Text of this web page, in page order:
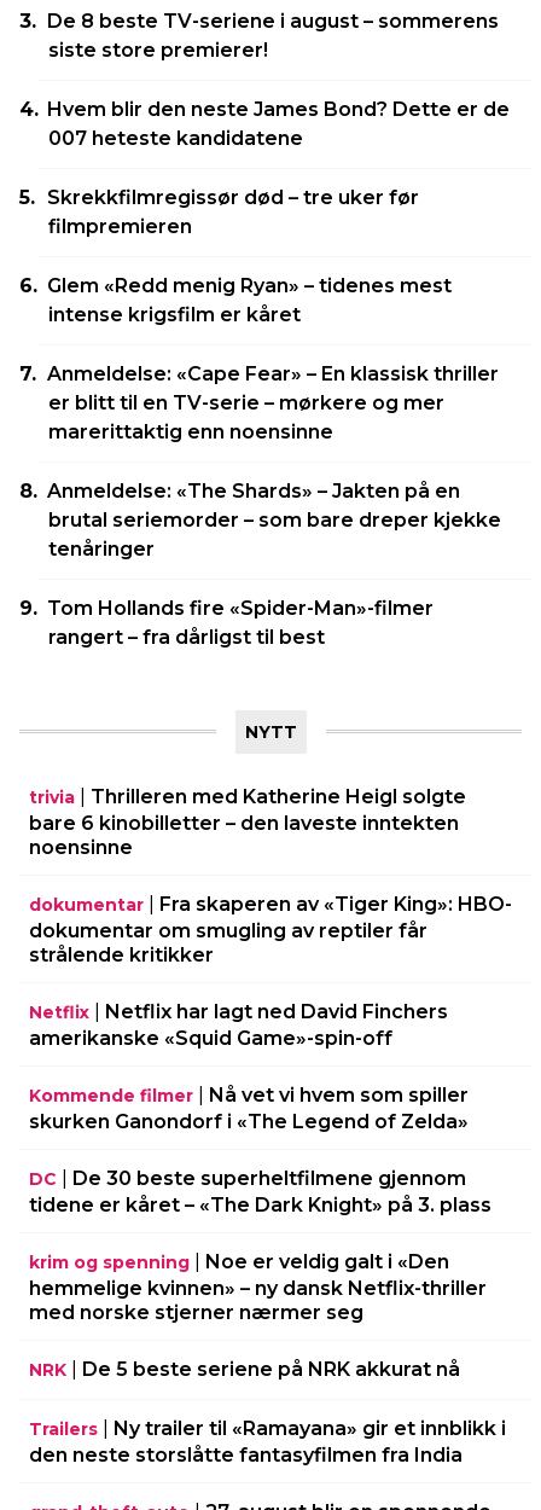
De 8 beste TV-seriene i august – sommerens
siste store premierer!
Hvem blir den neste James Bond? Dette er de
007 heteste kandidatene
Skrekkfilmregissør død – tre uker før
filmpremieren
Glem «Redd menig Ryan» – tidenes mest
intense krigsfilm er kåret
Anmeldelse: «Cape Fear» – En klassisk thriller
er blitt til en TV-serie – mørkere og mer
marerittaktig enn noensinne
Anmeldelse: «The Shards» – Jakten på en
brutal seriemorder – som bare dreper kjekke
tenåringer
Tom Hollands fire «Spider-Man»-filmer
rangert – fra dårligst til best
NYTT
trivia
Thrilleren med Katherine Heigl solgte
bare 6 kinobilletter – den laveste inntekten
noensinne
dokumentar
Fra skaperen av «Tiger King»: HBO-
dokumentar om smugling av reptiler får
strålende kritikker
Netflix
Netflix har lagt ned David Finchers
amerikanske «Squid Game»-spin-off
Kommende filmer
Nå vet vi hvem som spiller
skurken Ganondorf i «The Legend of Zelda»
DC
De 30 beste superheltfilmene gjennom
tidene er kåret – «The Dark Knight» på 3. plass
krim og spenning
Noe er veldig galt i «Den
hemmelige kvinnen» – ny dansk Netflix-thriller
med norske stjerner nærmer seg
NRK De 5 beste seriene på NRK akkurat nå
Trailers
Ny trailer til «Ramayana» gir et innblikk i
den neste storslåtte fantasyfilmen fra India